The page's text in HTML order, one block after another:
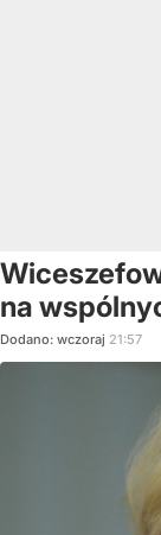
na
Dodano: wczoraj 21:57